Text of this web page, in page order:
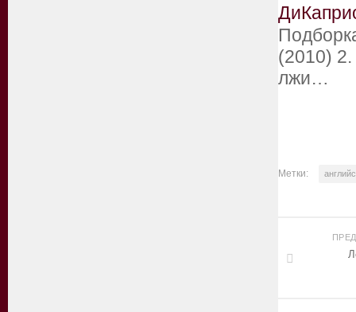
(2010)
лжи…
Метки: